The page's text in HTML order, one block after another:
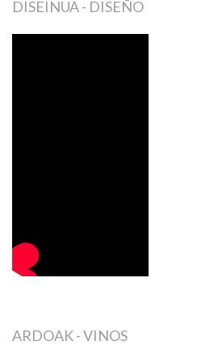
DISEINUA - DISEÑO
ARDOAK - VINOS